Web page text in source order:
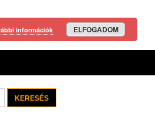
információk ELFOGADOM